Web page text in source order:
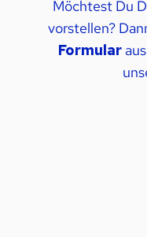
Möchtest Du
vorstellen?
Formular